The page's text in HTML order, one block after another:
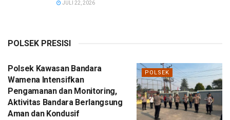
JULI 22, 2026
POLSEK PRESISI
POLSEK
Polsek Kawasan Bandara
Wamena Intensifkan
Pengamanan dan Monitoring,
Aktivitas Bandara Berlangsung
Aman dan Kondusif